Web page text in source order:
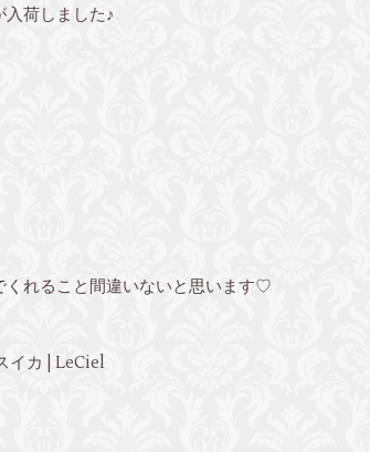
荷しました♪
くれること間違いないと思います♡
イカ | LeCiel